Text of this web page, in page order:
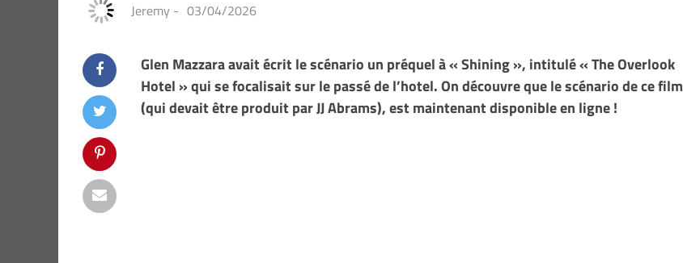
Jeremy - 03/04/2026
Glen Mazzara avait écrit le scénario un préquel à « Shining », intitulé « The Overlook
Hotel » qui se focalisait sur le passé de l’hotel. On découvre que le scénario de ce film
(qui devait être produit par JJ Abrams), est maintenant disponible en ligne !